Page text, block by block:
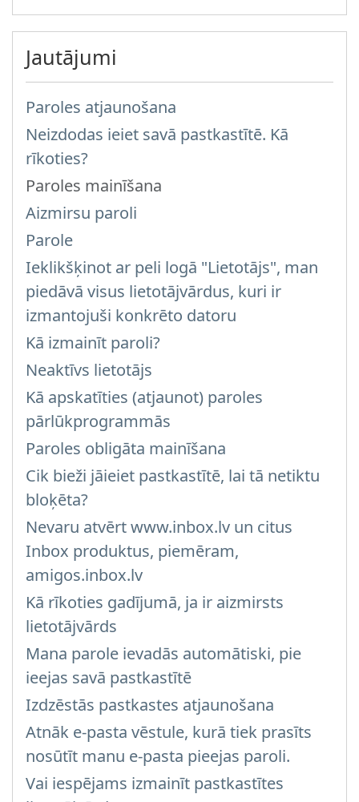
Jautājumi
Paroles atjaunošana
Neizdodas ieiet savā pastkastītē. Kā
rīkoties?
Paroles mainīšana
Aizmirsu paroli
Parole
Ieklikšķinot ar peli logā "Lietotājs", man
piedāvā visus lietotājvārdus, kuri ir
izmantojuši konkrēto datoru
Kā izmainīt paroli?
Neaktīvs lietotājs
Kā apskatīties (atjaunot) paroles
pārlūkprogrammās
Paroles obligāta mainīšana
Cik bieži jāieiet pastkastītē, lai tā netiktu
bloķēta?
Nevaru atvērt www.inbox.lv un citus
Inbox produktus, piemēram,
amigos.inbox.lv
Kā rīkoties gadījumā, ja ir aizmirsts
lietotājvārds
Mana parole ievadās automātiski, pie
ieejas savā pastkastītē
Izdzēstās pastkastes atjaunošana
Atnāk e-pasta vēstule, kurā tiek prasīts
nosūtīt manu e-pasta pieejas paroli.
Vai iespējams izmainīt pastkastītes